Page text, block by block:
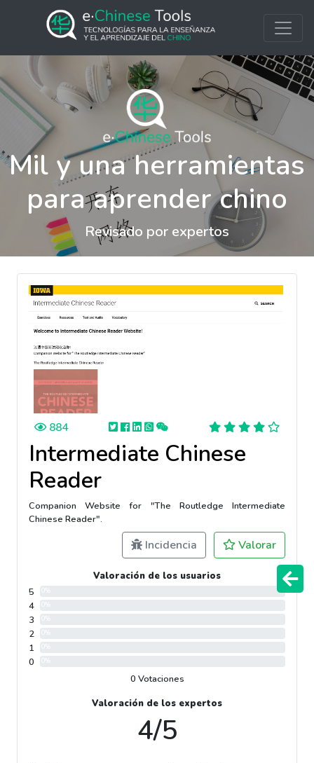
Mil y una herramientas
para aprender chino
Revisado por expertos
884
Intermediate Chinese
Reader
Companion Website for "The Routledge Intermediate
Chinese Reader".
Incidencia Valorar
Valoración de los usuarios
5
4
3
2
1
0
0 Votaciones
Valoración de los expertos
4/5